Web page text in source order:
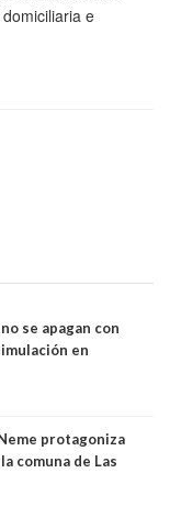
e
se apagan con
en
Humanos PUC
protagoniza
comuna de Las